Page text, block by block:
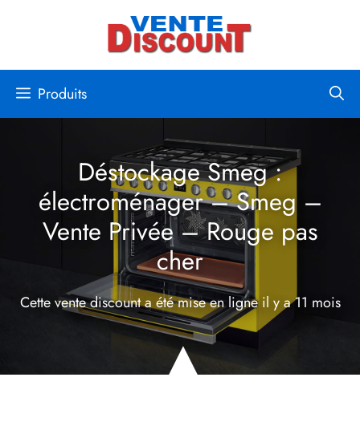
Produits
Déstockage Smeg :
électroménager – Smeg –
Vente Privée – Rouge pas
cher
Cette vente discount a été mise en ligneil y a 11 mois